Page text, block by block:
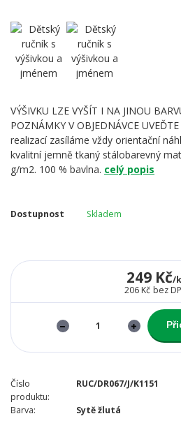
VÝŠIVKU LZE VYŠÍT I NA JINOU
POZNÁMKY V OBJEDNÁVCE
realizací zasíláme vždy orientační
kvalitní jemně tkaný stálobarevný
g/m2. 100 % bavlna. celý popis
Dostupnost Skladem
249 Kč/
206 Kč bez
Číslo
produktu:
RUC/DR067/J/K1151
Barva: Sytě žlutá